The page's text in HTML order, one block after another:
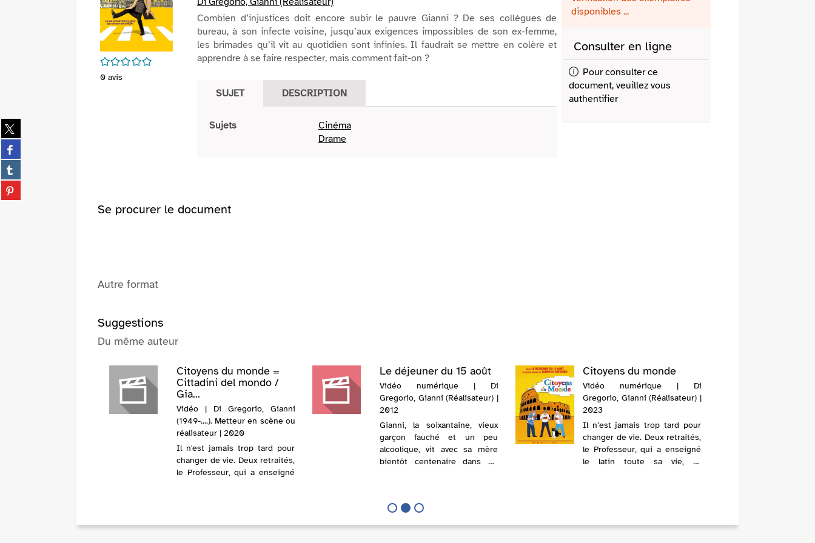
Partager
sur
twitter
(Nouvelle
fenêtre)
Partager
sur
facebook
(Nouvelle
fenêtre)
Partager
sur
tumblr
Partager
sur
/5
0 avis
Combien d’injustices doit encore subir le pauvre Gianni ? De ses collègues de
bureau, à son infecte voisine, jusqu’aux exigences impossibles de son ex-femme,
les brimades qu’il vit au quotidien sont infinies. Il faudrait se mettre en colère et
apprendre à se faire respecter, mais comment fait-on ?
SUJET DESCRIPTION
Sujets
Cinéma
Drame
disponibles ...
Consulter en ligne
Pour consulter ce
document, veuillez vous
authentifier
Se procurer le document
Autre format
Suggestions
Du même auteur
Le déjeuner du 15 août
Vidéo numérique | Di
Gregorio, Gianni (Réalisateur) |
2012
Gianni, la soixantaine, vieux
garçon fauché et un peu
alcoolique, vit avec sa mère
bientôt centenaire dans un
end du 15 août, le plus férié
Citoyens du monde
Vidéo numérique | Di
Gregorio, Gianni (Réalisateur) |
2023
Il n’est jamais trop tard pour
changer de vie. Deux retraités,
le Professeur, qui a enseigné
le latin toute sa vie, et
Citoyens du monde =
Cittadini del mondo /
Gia...
Vidéo | Di Gregorio, Gianni
(1949-....). Metteur en scène ou
réalisateur | 2020
Il n'est jamais trop tard pour
changer de vie. Deux retraités,
le Professeur, qui a enseigné